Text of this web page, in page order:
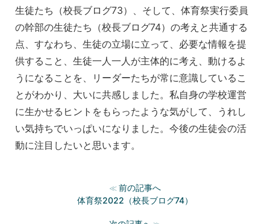
生徒たち（校長ブログ73）、そして、体育祭実行委員
の幹部の生徒たち（校長ブログ74）の考えと共通する
点、すなわち、生徒の立場に立って、必要な情報を提
供すること、生徒一人一人が主体的に考え、動けるよ
うになることを、リーダーたちが常に意識しているこ
とがわかり、大いに共感しました。私自身の学校運営
に生かせるヒントをもらったような気がして、うれし
い気持ちでいっぱいになりました。今後の生徒会の活
動に注目したいと思います。
≪ 前の記事へ
体育祭2022（校長ブログ74）